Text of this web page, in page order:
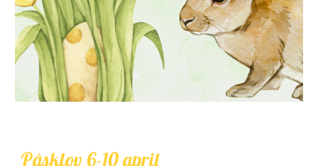
Påsklov 6-10 april